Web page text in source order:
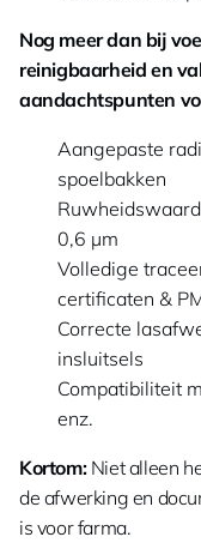
Nog meer dan bij
reinigbaarheid en
aandachtspunten
Aangepaste
spoelbakken
0,6 µm
Volledige
certificaten &
Correcte
insluitsels
Compatibiliteit
enz.
Kortom:Niet alleen
de afwerking en
is voor farma.